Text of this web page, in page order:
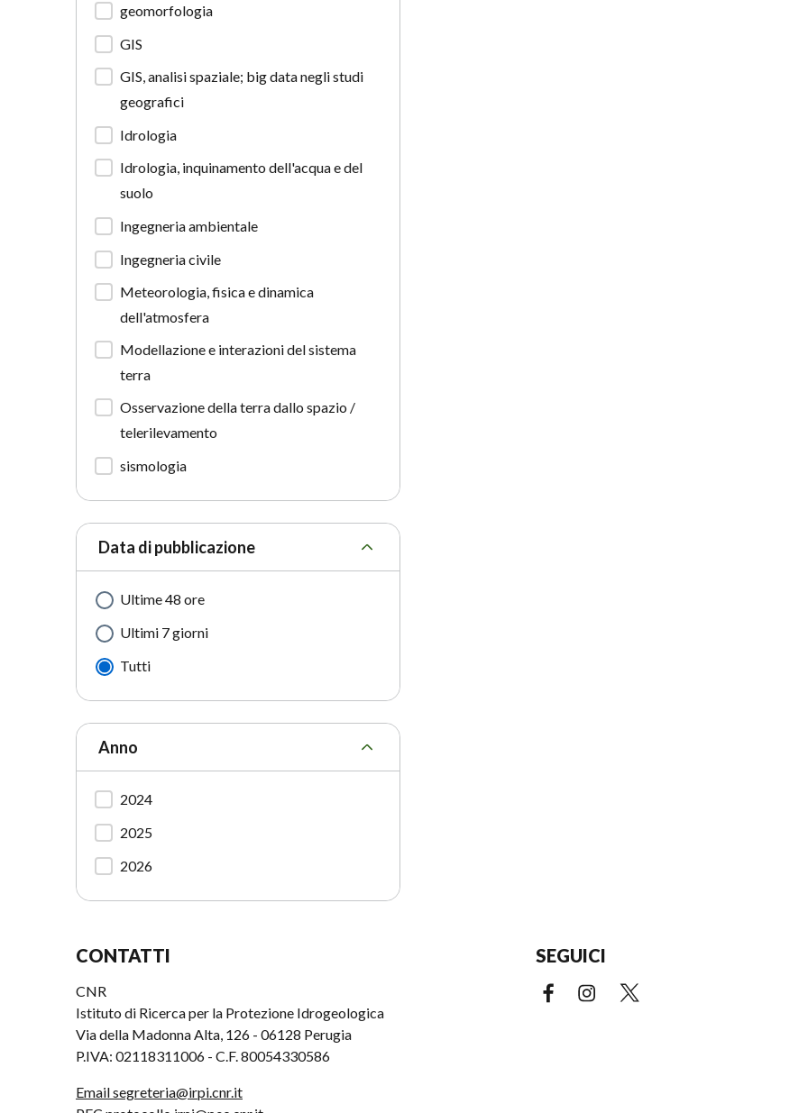
geomorfologia
GIS
GIS, analisi spaziale; big data negli studi
geografici
Idrologia
Idrologia, inquinamento dell'acqua e del
suolo
Ingegneria ambientale
Ingegneria civile
Meteorologia, fisica e dinamica
dell'atmosfera
Modellazione e interazioni del sistema
terra
Osservazione della terra dallo spazio /
telerilevamento
sismologia
Data di pubblicazione
Ultime 48 ore
Ultimi 7 giorni
Tutti
Anno
2024
2025
2026
CONTATTI
CNR
Istituto di Ricerca per la Protezione Idrogeologica
Via della Madonna Alta, 126 - 06128 Perugia
P.IVA: 02118311006 - C.F. 80054330586
Email segreteria@irpi.cnr.it
SEGUICI
Facebook (link esterno)
Instagram (link esterno)